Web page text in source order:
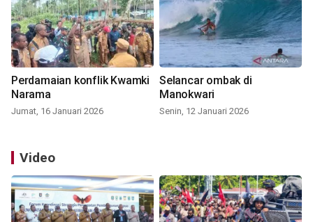
Perdamaian konflik Kwamki
Narama
Jumat, 16 Januari 2026
Selancar ombak di
Manokwari
Senin, 12 Januari 2026
Video